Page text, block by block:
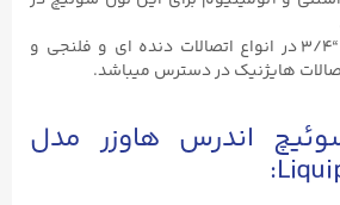
سایز های “۱ و “۳/۴ در انواع اتصالات دنده ای و فلنجی و
هایژنیک در دسترس میباشد.
اندرس هاوزر مدل